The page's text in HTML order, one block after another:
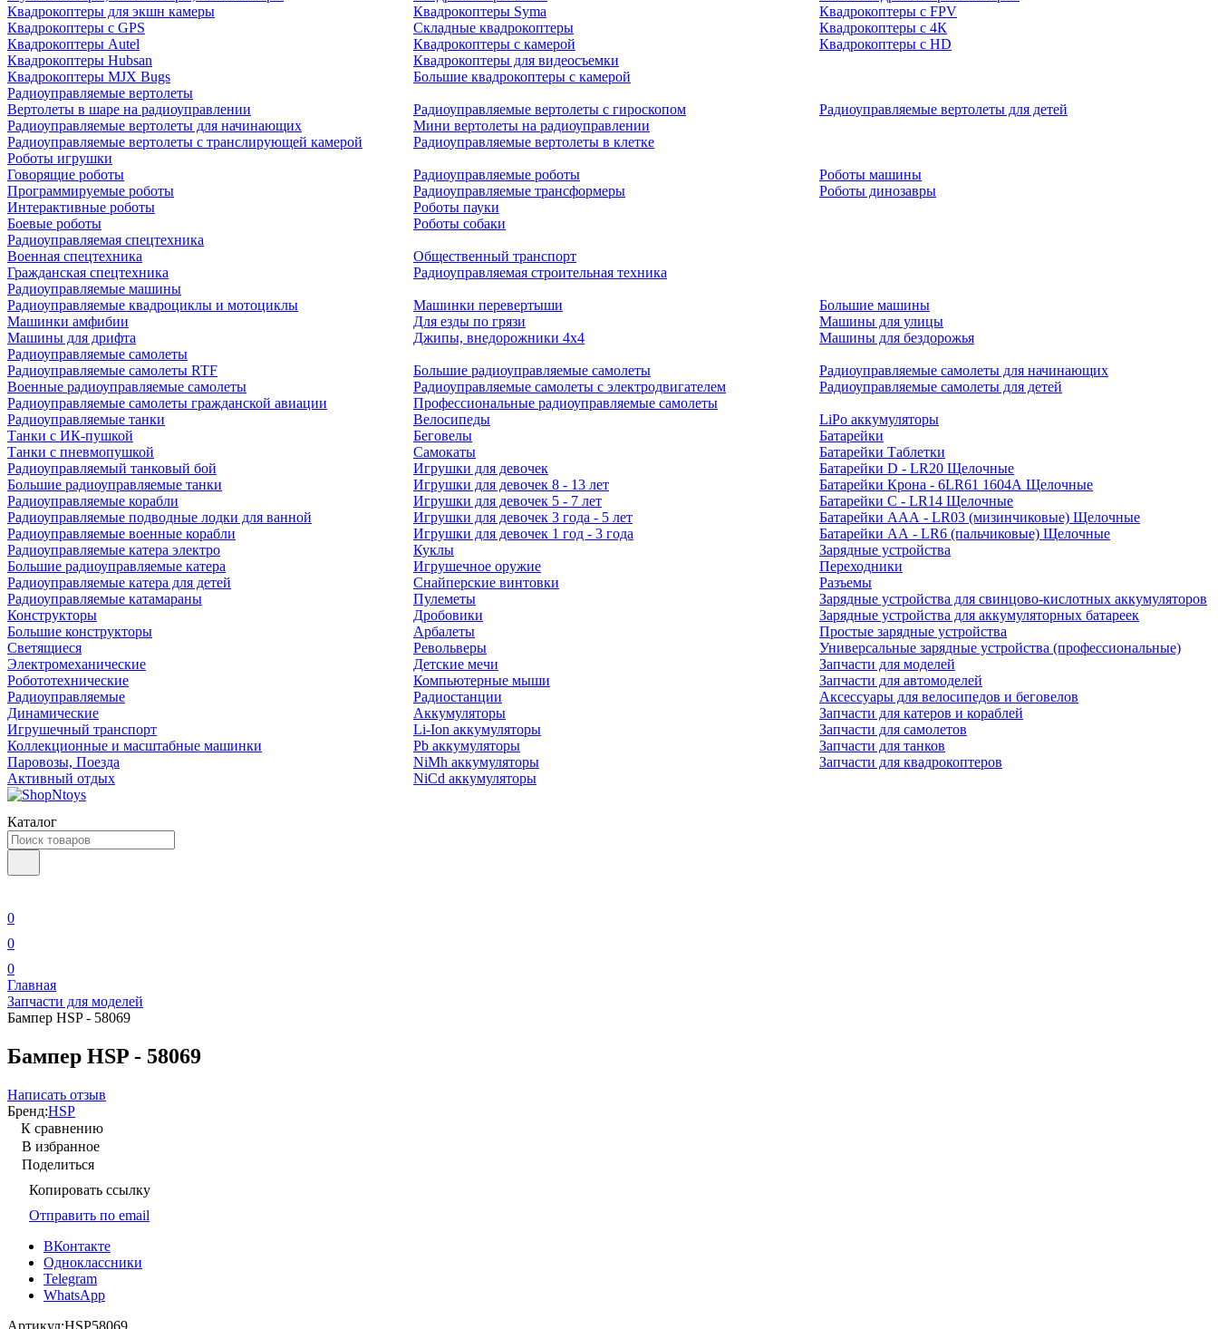
Квадрокоптеры для экшн камеры
Квадрокоптеры с GPS
Квадрокоптеры Autel
Квадрокоптеры Hubsan
Квадрокоптеры MJX Bugs
Квадрокоптеры Syma
Складные квадрокоптеры
Квадрокоптеры с камерой
Квадрокоптеры для видеосъемки
Большие квадрокоптеры с камерой
Квадрокоптеры с FPV
Квадрокоптеры с 4К
Квадрокоптеры с HD
Радиоуправляемые вертолеты
Вертолеты в шаре на радиоуправлении
Радиоуправляемые вертолеты для начинающих
Радиоуправляемые вертолеты с транслирующей камерой
Радиоуправляемые вертолеты с гироскопом
Мини вертолеты на радиоуправлении
Радиоуправляемые вертолеты в клетке
Радиоуправляемые вертолеты для детей
Роботы игрушки
Говорящие роботы
Программируемые роботы
Интерактивные роботы
Боевые роботы
Радиоуправляемые роботы
Радиоуправляемые трансформеры
Роботы пауки
Роботы собаки
Роботы машины
Роботы динозавры
Радиоуправляемая спецтехника
Военная спецтехника
Гражданская спецтехника
Общественный транспорт
Радиоуправляемая строительная техника
Радиоуправляемые машины
Радиоуправляемые квадроциклы и мотоциклы
Машинки амфибии
Машины для дрифта
Машинки перевертыши
Для езды по грязи
Джипы, внедорожники 4x4
Большие машины
Машины для улицы
Машины для бездорожья
Радиоуправляемые самолеты
Радиоуправляемые самолеты RTF
Военные радиоуправляемые самолеты
Радиоуправляемые самолеты гражданской авиации
Большие радиоуправляемые самолеты
Радиоуправляемые самолеты с электродвигателем
Профессиональные радиоуправляемые самолеты
Радиоуправляемые самолеты для начинающих
Радиоуправляемые самолеты для детей
Радиоуправляемые танки
Танки с ИК-пушкой
Танки с пневмопушкой
Радиоуправляемый танковый бой
Большие радиоуправляемые танки
Радиоуправляемые корабли
Радиоуправляемые подводные лодки для ванной
Радиоуправляемые военные корабли
Радиоуправляемые катера электро
Большие радиоуправляемые катера
Радиоуправляемые катера для детей
Радиоуправляемые катамараны
Конструкторы
Большие конструкторы
Светящиеся
Электромеханические
Робототехнические
Радиоуправляемые
Динамические
Игрушечный транспорт
Коллекционные и масштабные машинки
Паровозы, Поезда
Активный отдых
Велосипеды
Беговелы
Самокаты
Игрушки для девочек
Игрушки для девочек 8 - 13 лет
Игрушки для девочек 5 - 7 лет
Игрушки для девочек 3 года - 5 лет
Игрушки для девочек 1 год - 3 года
Куклы
Игрушечное оружие
Снайперские винтовки
Пулеметы
Дробовики
Арбалеты
Револьверы
Детские мечи
Компьютерные мыши
Радиостанции
Аккумуляторы
Li-Ion аккумуляторы
Pb аккумуляторы
NiMh аккумуляторы
NiCd аккумуляторы
LiPo аккумуляторы
Батарейки
Батарейки Таблетки
Батарейки D - LR20 Щелочные
Батарейки Крона - 6LR61 1604A Щелочные
Батарейки C - LR14 Щелочные
Батарейки AAA - LR03 (мизинчиковые) Щелочные
Батарейки AA - LR6 (пальчиковые) Щелочные
Зарядные устройства
Переходники
Разъемы
Зарядные устройства для свинцово-кислотных аккумуляторов
Зарядные устройства для аккумуляторных батареек
Простые зарядные устройства
Универсальные зарядные устройства (профессиональные)
Запчасти для моделей
Запчасти для автомоделей
Аксессуары для велосипедов и беговелов
Запчасти для катеров и кораблей
Запчасти для самолетов
Запчасти для танков
Запчасти для квадрокоптеров
Каталог
0
0
0
Главная
Запчасти для моделей
Бампер HSP - 58069
Бампер HSP - 58069
Написать отзыв
Бренд:HSP
К сравнению
В избранное
Поделиться
Копировать ссылку
Отправить по email
ВКонтакте
Одноклассники
Telegram
WhatsApp
Артикул:HSP58069